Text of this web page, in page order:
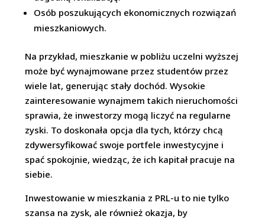
Osób poszukujących ekonomicznych rozwiązań
mieszkaniowych.
Na przykład, mieszkanie w pobliżu uczelni wyższej
może być wynajmowane przez studentów przez
wiele lat, generując stały dochód. Wysokie
zainteresowanie wynajmem takich nieruchomości
sprawia, że inwestorzy mogą liczyć na regularne
zyski. To doskonała opcja dla tych, którzy chcą
zdywersyfikować swoje portfele inwestycyjne i
spać spokojnie, wiedząc, że ich kapitał pracuje na
siebie.
Inwestowanie w mieszkania z PRL-u to nie tylko
szansa na zysk, ale również okazja, by